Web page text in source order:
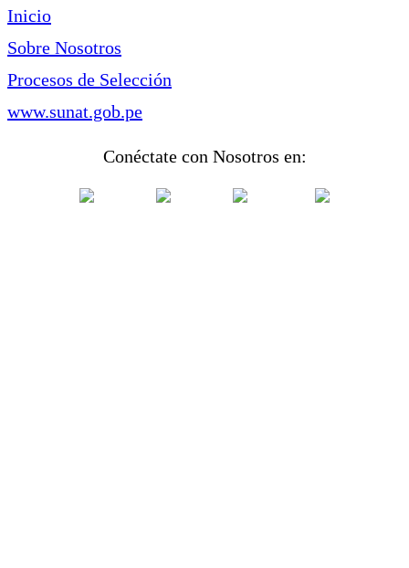
Inicio
Sobre Nosotros
Procesos de Selección
www.sunat.gob.pe
Conéctate con Nosotros en: